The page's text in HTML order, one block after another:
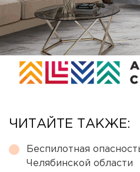
ЧИТАЙТЕ ТАКЖЕ:
Беспилотная
Челябинской области